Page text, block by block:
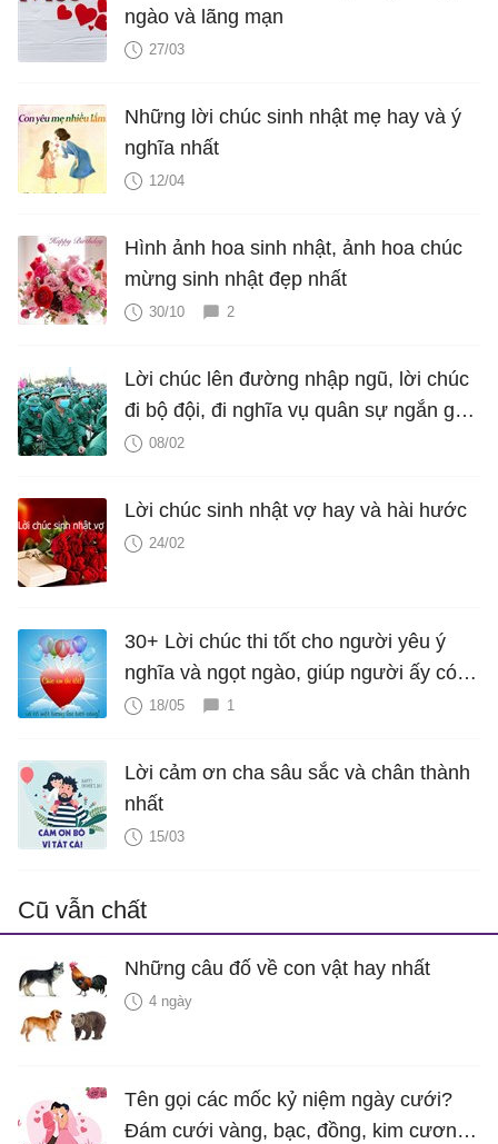
ngào và lãng mạn
27/03
Những lời chúc sinh nhật mẹ hay và ý
nghĩa nhất
12/04
Hình ảnh hoa sinh nhật, ảnh hoa chúc
mừng sinh nhật đẹp nhất
30/10 2
Lời chúc lên đường nhập ngũ, lời chúc
đi bộ đội, đi nghĩa vụ quân sự ngắn gọn
và ý nghĩa
08/02
Lời chúc sinh nhật vợ hay và hài hước
24/02
30+ Lời chúc thi tốt cho người yêu ý
nghĩa và ngọt ngào, giúp người ấy có
động lực, tự tin đạt kết quả tốt nhất
18/05 1
Lời cảm ơn cha sâu sắc và chân thành
nhất
15/03
Cũ vẫn chất
Những câu đố về con vật hay nhất
4 ngày
Tên gọi các mốc kỷ niệm ngày cưới?
Đám cưới vàng, bạc, đồng, kim cương